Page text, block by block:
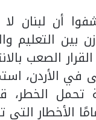
أن لبنان
بين
الصعب
في الأردن،
تحمل
الأخطار